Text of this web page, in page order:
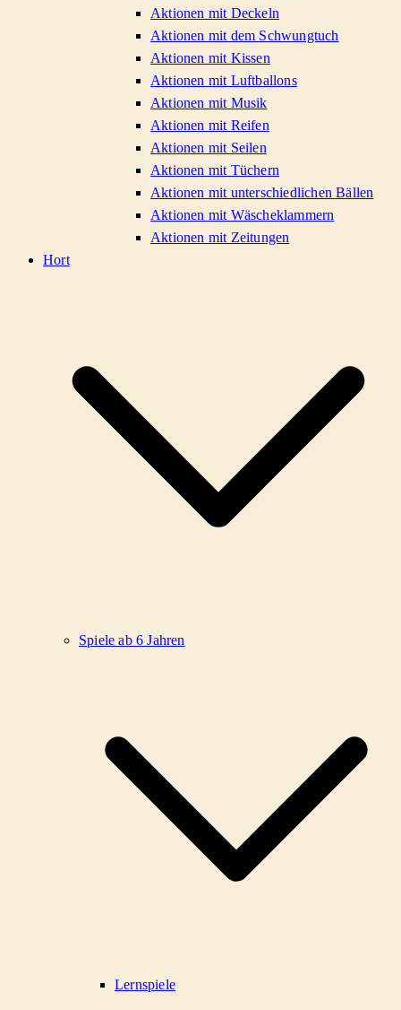
Aktionen mit Deckeln
Aktionen mit dem Schwungtuch
Aktionen mit Kissen
Aktionen mit Luftballons
Aktionen mit Musik
Aktionen mit Reifen
Aktionen mit Seilen
Aktionen mit Tüchern
Aktionen mit unterschiedlichen Bällen
Aktionen mit Wäscheklammern
Aktionen mit Zeitungen
Hort
Spiele ab 6 Jahren
Lernspiele